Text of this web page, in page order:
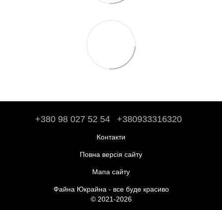
+380 98 027 52 54 +380933316320
Контакти
Повна версія сайту
Мапа сайту
Файна Юкрайна - все буде красиво
© 2021-2026